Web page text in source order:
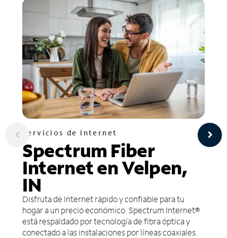
Servicios de Internet
Spectrum Fiber
Internet en Velpen,
IN
Disfruta de Internet rápido y confiable para tu
hogar a un precio económico. Spectrum Internet®
está respaldado por tecnología de fibra óptica y
conectado a las instalaciones por líneas coaxiales.